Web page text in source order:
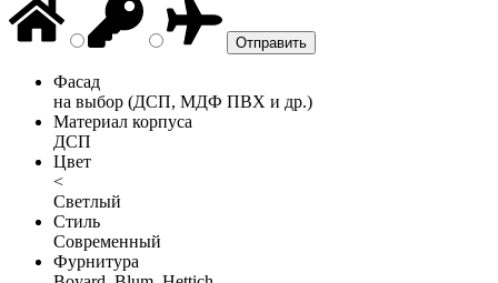
Фасад
на выбор (ДСП, МДФ ПВХ и др.)
Материал корпуса
ДСП
Цвет
<
Светлый
Стиль
Современный
Фурнитура